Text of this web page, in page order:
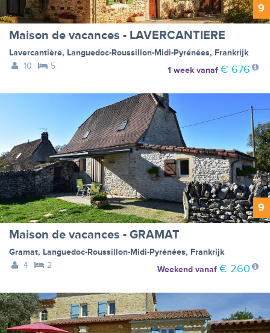
9
Maison de vacances - LAVERCANTIERE
Lavercantière, Languedoc-Roussillon-Midi-Pyrénées, Frankrijk
10
5 1 weekvanaf € 676
9
Maison de vacances - GRAMAT
Gramat, Languedoc-Roussillon-Midi-Pyrénées, Frankrijk
4
2 Weekendvanaf € 260